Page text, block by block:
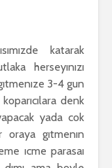
katarak
herseyınızı
3-4 gun
denk
yada cok
gıtmenın
ıcme parasaı